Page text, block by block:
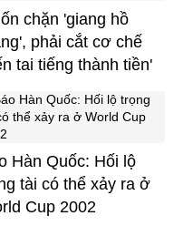
chặn 'giang hồ
phải cắt cơ chế
tai tiếng thành tiền'
Hàn Quốc: Hối lộ
tài có thể xảy ra ở
Cup 2002